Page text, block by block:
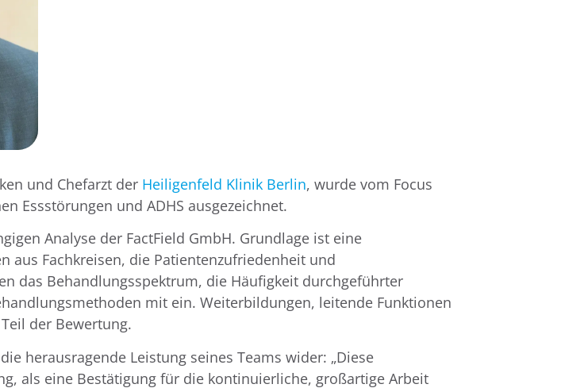
und Chefarzt der Heiligenfeld Klinik Berlin, wurde vom Focus
Essstörungen und ADHS ausgezeichnet.
Analyse der FactField GmbH. Grundlage ist eine
aus Fachkreisen, die Patientenzufriedenheit und
das Behandlungsspektrum, die Häufigkeit durchgeführter
mit ein. Weiterbildungen, leitende Funktionen
der Bewertung.
herausragende Leistung seines Teams wider: „Diese
als eine Bestätigung für die kontinuierliche, großartige Arbeit